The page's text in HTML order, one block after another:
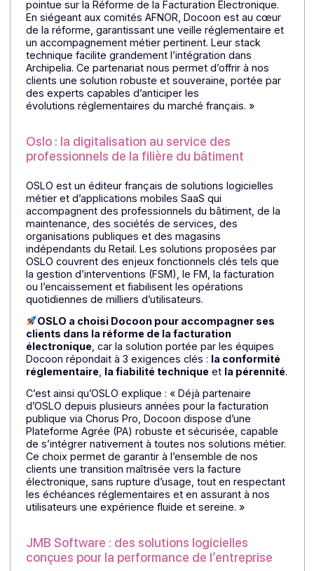
accompagne les entreprises dans la digitalisation et
l’optimisation de leurs processus métiers. Grâce à
ERP Cloud natif, 100 % français et souverain,
Archipelia offre une plateforme tout-en-un
centralisant gestion commerciale, comptabilité,
stocks, production, retail, CRM et e-commerce
unifiant les données et automatisant les flux,
aide les PME et ETI à gagner en efficacité et à piloter
Franck Haegeli, Co-fondateur et DG
d’Archipelia, explique le choix de la PA Docoon :
pointue sur la Réforme de la Facturation Électronique.
En siégeant aux comités AFNOR, Docoon est au cœur
de la réforme, garantissant une veille réglementaire
un accompagnement métier pertinent. Leur stack
technique facilite grandement l’intégration dans
Archipelia. Ce partenariat nous permet d’offrir à nos
clients une solution robuste et souveraine, portée par
des experts capables d’anticiper les
évolutions réglementaires du marché français.
Oslo : la digitalisation au service des
professionnels de la filière du bâtiment
OSLO est un éditeur français de solutions logicielles
métier et d’applications mobiles SaaS qui
accompagnent des professionnels du bâtiment, de la
maintenance, des sociétés de services, des
organisations publiques et des magasins
indépendants du Retail. Les solutions proposées par
OSLO couvrent des enjeux fonctionnels clés tels que
la gestion d’interventions (FSM), le FM, la facturation
ou l’encaissement et fiabilisent les opérations
quotidiennes de milliers d’utilisateurs.
OSLO a choisi Docoon pour accompagner ses
clients dans la réforme de la facturation
électronique , car la solution portée par les équipes